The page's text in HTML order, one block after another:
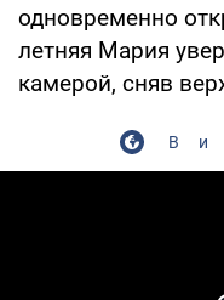
одновременно
летняя Мария
камерой, сняв